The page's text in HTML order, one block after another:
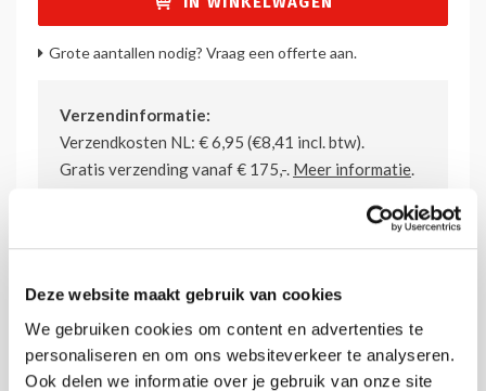
Deze website maakt gebruik van cookies
We gebruiken cookies om content en advertenties te
personaliseren en om ons websiteverkeer te analyseren.
Ook delen we informatie over je gebruik van onze site
Grote aantallen nodig? Vraag een offerte aan.
Verzendinformatie:
Verzendkosten NL: € 6,95 (€8,41 incl. btw).
Gratis verzending vanaf € 175,-. Meer informatie.
Details